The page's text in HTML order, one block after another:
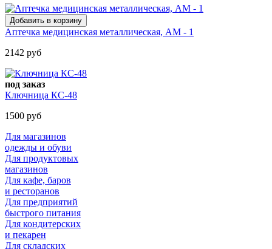
Аптечка медицинская металлическая, АМ - 1
2142 руб
под заказ
Ключница КС-48
1500 руб
Для магазинов
одежды и обуви
Для продуктовых
магазинов
Для кафе, баров
и ресторанов
Для предприятий
быстрого питания
Для кондитерских
и пекарен
Для складских